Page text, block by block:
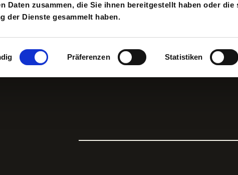
Daten zusammen, die Sie ihnen bereitgestellt haben oder die
der Dienste gesammelt haben.
Präferenzen Statistiken